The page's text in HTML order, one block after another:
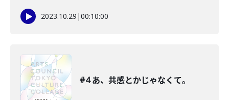
2023.10.29 |00:10:00
#4 あ、共感とかじゃなくて。